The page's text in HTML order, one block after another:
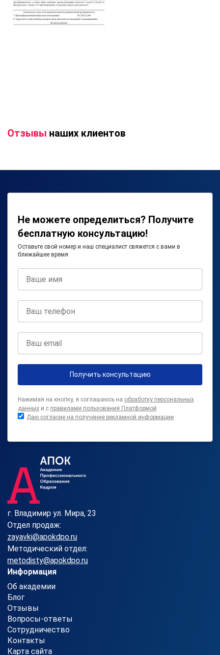
Отзывы наших клиентов
Не можете определиться? Получите
бесплатную консультацию!
Оставьте свой номер и наш специалист свяжется с вами в
ближайшее время
Получить консультацию
Нажимая на кнопку, я соглашаюсь на обработку персональных
данных и с правилами пользования Платформой
Даю согласие на получение рекламной информации
г. Владимир ул. Мира, 23
Отдел продаж:
zayavki@apokdpo.ru
Методический отдел:
metodisty@apokdpo.ru
Информация
Об академии
Блог
Отзывы
Вопросы-ответы
Сотрудничество
Контакты
Карта сайта